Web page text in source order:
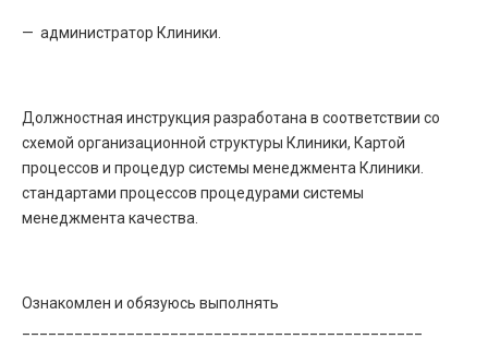
— администратор Клиники.
Должностная инструкция разработана в соответствии со
схемой организационной структуры Клиники, Картой
процессов и процедур системы менеджмента Клиники.
стандартами процессов процедурами системы
менеджмента качества.
Ознакомлен и обязуюсь выполнять